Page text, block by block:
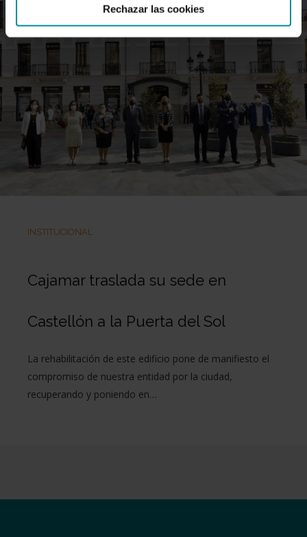
Rechazar las cookies
INSTITUCIONAL
Cajamar traslada su sede en
Castellón a la Puerta del Sol
La rehabilitación de este edificio pone de manifiesto el
compromiso de nuestra entidad por la ciudad,
recuperando y poniendo en…